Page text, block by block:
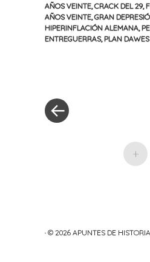
AÑOS VEINTE ,CRACK DEL 29,
AÑOS VEINTE ,GRAN
HIPERINFLACIÓN ALEMANA
ENTREGUERRAS, PLAN DAWES
entradas
+
· © 2026 APUNTES DE HISTORIA